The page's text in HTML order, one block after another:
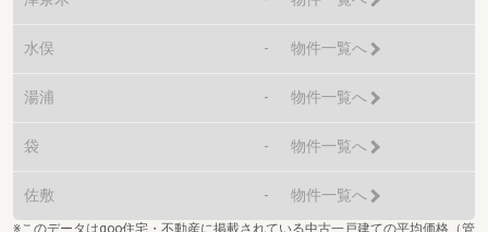
水俣 - 物件一覧へ
湯浦 - 物件一覧へ
袋 - 物件一覧へ
佐敷 - 物件一覧へ
※このデータはgoo住宅・不動産に掲載されている中古一戸建ての平均価格（管